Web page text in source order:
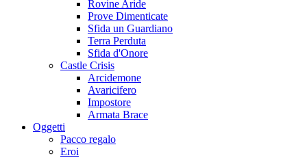
Rovine Aride
Prove Dimenticate
Sfida un Guardiano
Terra Perduta
Sfida d'Onore
Castle Crisis
Arcidemone
Avaricifero
Impostore
Armata Brace
Oggetti
Pacco regalo
Eroi